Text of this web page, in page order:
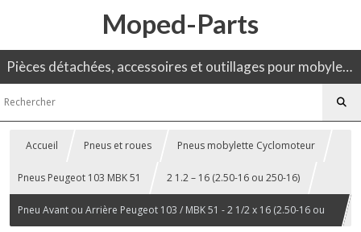
Moped-Parts
Pièces détachées, accessoires et outillages pour mobylette, 50CC, moto ancienne.
Accueil Pneus et roues Pneus mobylette Cyclomoteur
Pneus Peugeot 103 MBK 51 2 1.2 – 16 (2.50-16 ou 250-16)
Pneu Avant ou Arrière Peugeot 103 / MBK 51 - 2 1/2 x 16 (2.50-16 ou